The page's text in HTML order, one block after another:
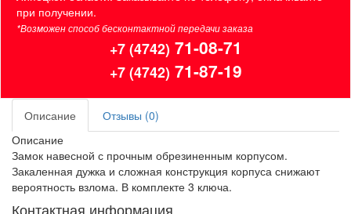
при получении.
*Возможен способ бесконтактной передачи заказа
+7 (4742) 71-08-71
+7 (4742) 71-87-19
Описание
Отзывы (0)
Описание
Замок навесной с прочным обрезиненным корпусом.
Закаленная дужка и сложная конструкция корпуса снижают
вероятность взлома. В комплекте 3 ключа.
Контактная информация